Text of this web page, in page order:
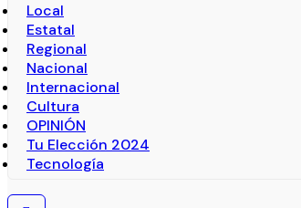
Local
Estatal
Regional
Nacional
Internacional
Cultura
OPINIÓN
Tu Elección 2024
Tecnología